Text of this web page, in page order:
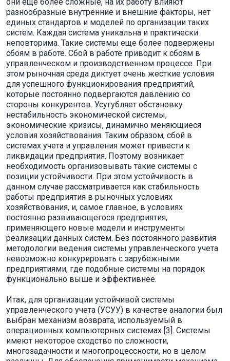
разнообразные внутренние и внешние факторы, нет
единых стандартов и моделей по организации таких
систем. Каждая система уникальна и практически
неповторима. Такие системы еще более подвержены
сбоям в работе. Сбой в работе приводит к сбоям в
управленческом и производственном процессе. При
этом рыночная среда диктует очень жесткие условия
для успешного функционирования предприятий,
которые постоянно подвергаются давлению со
стороны конкурентов. Усугубляет обстановку
нестабильность экономической системы,
экономические кризисы, динамично меняющиеся
условия хозяйствования. Таким образом, сбой в
системах учета и управления может привести к
ликвидации предприятия. Поэтому возникает
необходимость организовывать такие системы с
позиции устойчивости. При этом устойчивость в
данном случае рассматривается как стабильность
работы предприятия в рыночных условиях
хозяйствования, и, самое главное, в условиях
постоянно развивающегося предприятия,
применяющего новые модели и инструменты
реализации данных систем. Без постоянного развития
методологии ведения системы управленческого учета
невозможно конкурировать с зарубежными
предприятиями, где подобные системы на порядок
функционально выше и эффективнее.
Итак, для организации устойчивой системы
управленческого учета (УСУУ) в качестве аналогии был
выбран механизм возврата, используемый в
операционных компьютерных системах [3]. Системы
имеют некоторое сходство по сложности,
многозадачности и многопроцессности, но в целом